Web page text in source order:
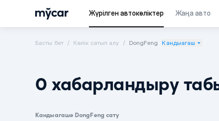
Жүрілген автокөліктер Жаңа авто
Басты бет Көлік сатып алу DongFeng Кандыагаш
0 хабарландыру
Кандыагаше DongFeng сату